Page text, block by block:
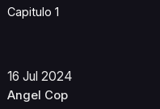
Capitulo 1
16 Jul 2024
Angel Cop